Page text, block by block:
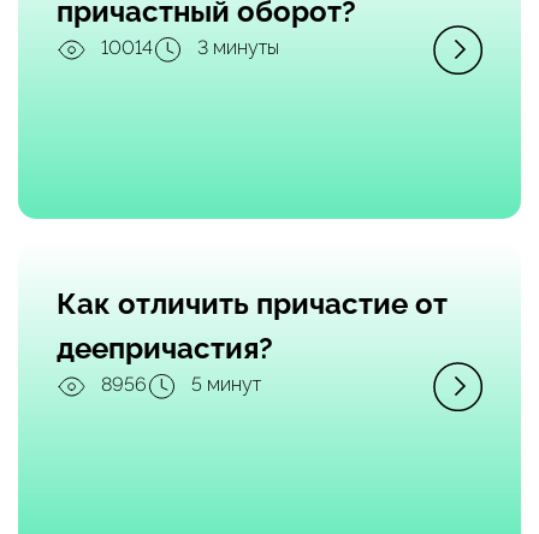
причастный оборот?
10014 3 минуты
Как отличить причастие от
деепричастия?
8956 5 минут